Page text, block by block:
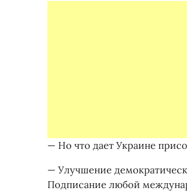
— Но что дает Украине
— Улучшение
Подписание любой